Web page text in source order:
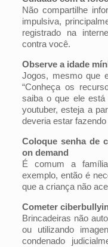
Não compartilhe
impulsiva,
registrado na
contra você.
Observe a idade
Jogos, mesmo que
“Conheça os
saiba o que ele
youtuber, esteja a
deveria estar
Coloque senha de
on demand
É comum a
exemplo, então é
que a criança não
Cometer
Brincadeiras não
ou utilizando
condenado